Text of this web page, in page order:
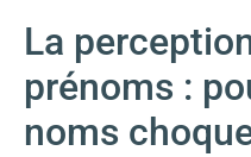
La
prénoms :
noms